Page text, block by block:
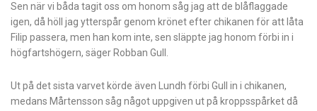
Sen när vi båda tagit oss om honom såg jag att de blåflaggade
igen, då höll jag ytterspår genom krönet efter chikanen för att låta
Filip passera, men han kom inte, sen släppte jag honom förbi in i
högfartshögern, säger Robban Gull.
Ut på det sista varvet körde även Lundh förbi Gull in i chikanen,
medans Mårtensson såg något uppgiven ut på kroppsspårket då